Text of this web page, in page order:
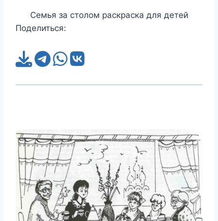
Семья за столом раскраска для детей
Поделиться: